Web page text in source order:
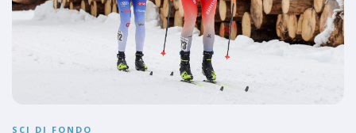
SCI DI FONDO